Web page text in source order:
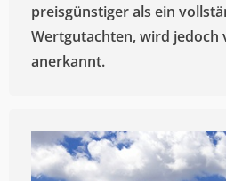
preisgünstiger als ein
Wertgutachten, wird jedoch
anerkannt.